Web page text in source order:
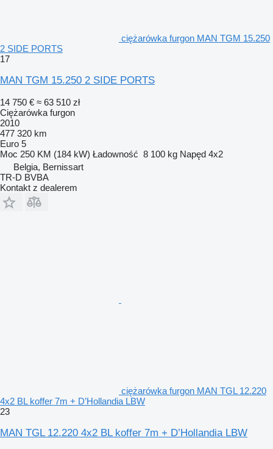
ciężarówka furgon MAN TGM 15.250
2 SIDE PORTS
17
MAN TGM 15.250 2 SIDE PORTS
14 750 € ≈ 63 510 zł
Ciężarówka furgon
2010
477 320 km
Euro 5
Moc 250 KM (184 kW) Ładowność 8 100 kg Napęd 4x2
Belgia, Bernissart
TR-D BVBA
Kontakt z dealerem
ciężarówka furgon MAN TGL 12.220
4x2 BL koffer 7m + D’Hollandia LBW
23
MAN TGL 12.220 4x2 BL koffer 7m + D’Hollandia LBW